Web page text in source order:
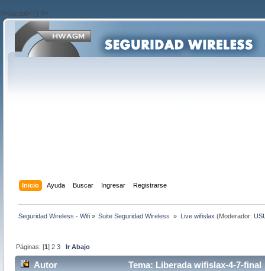
?>/script>'; } ?>
Inicio Ayuda Buscar Ingresar Registrarse
Seguridad Wireless - Wifi » Suite Seguridad Wireless » Live wifislax (Moderador:
Páginas: [1]2 3 Ir Abajo
Autor Tema: Liberada wifislax-4-7-final